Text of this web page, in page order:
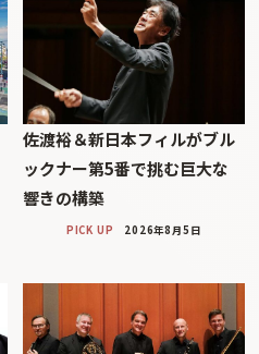
佐渡裕＆新日本フィルがブル
ックナー第5番で挑む巨大な
響きの構築
PICK UP 2026年8月5日